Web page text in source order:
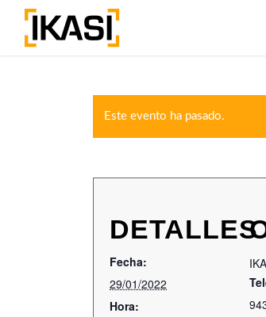
Este evento ha pasado.
DETALLES
Fecha:
29/01/2022
Hora: